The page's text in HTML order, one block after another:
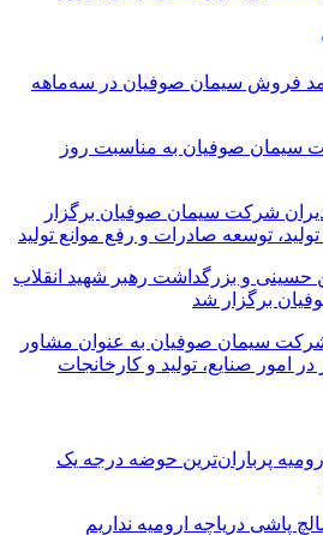
درآمد فروش سیمان صوفیان در سه‌ماهه
سیمان صوفیان به مناسبت روز
شرکت سیمان صوفیان برگزار
توسعه صادرات و رفع موانع تولید
حسینی و بزرگداشت رهبر شهید انقلاب
برگزار شد
سیمان صوفیان به عنوان مشاور
امور صنایع، تولید و کارخانجات
پرباران‌ترین حوضه‌ درجه یک
پاشی دریاچه ارومیه نداریم